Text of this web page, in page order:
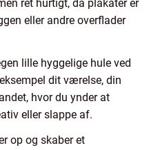
ret hurtigt, da plakater er
eller andre overflader
lille hyggelige hule ved
dit værelse, din
hvor du ynder at
eller slappe af.
op og skaber et